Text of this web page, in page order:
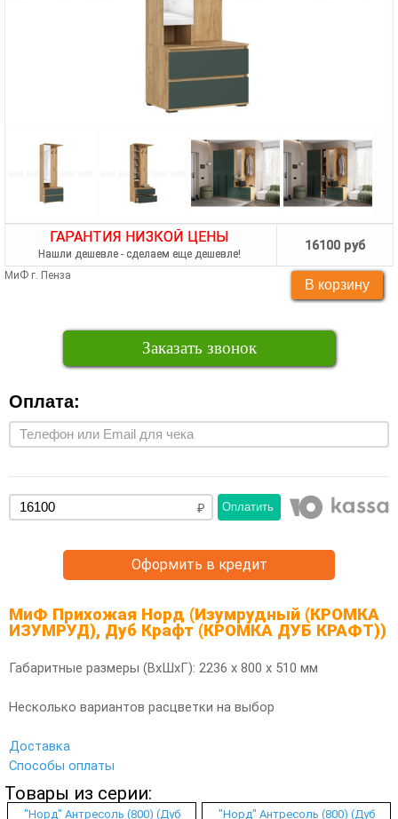
ГАРАНТИЯ НИЗКОЙ ЦЕНЫ
Нашли дешевле - сделаем еще дешевле!
16100 руб
МиФ г. Пенза
Заказать звонок
Оплата:
Оплатить
Оформить в кредит
МиФ Прихожая Норд (Изумрудный (КРОМКА
ИЗУМРУД), Дуб Крафт (КРОМКА ДУБ КРАФТ))
Габаритные размеры (ВхШхГ): 2236 х 800 х 510 мм
Несколько вариантов расцветки на выбор
Доставка
Способы оплаты
Товары из серии:
"Норд" Антресоль (800) (Дуб
"Норд" Антресоль (800) (Дуб